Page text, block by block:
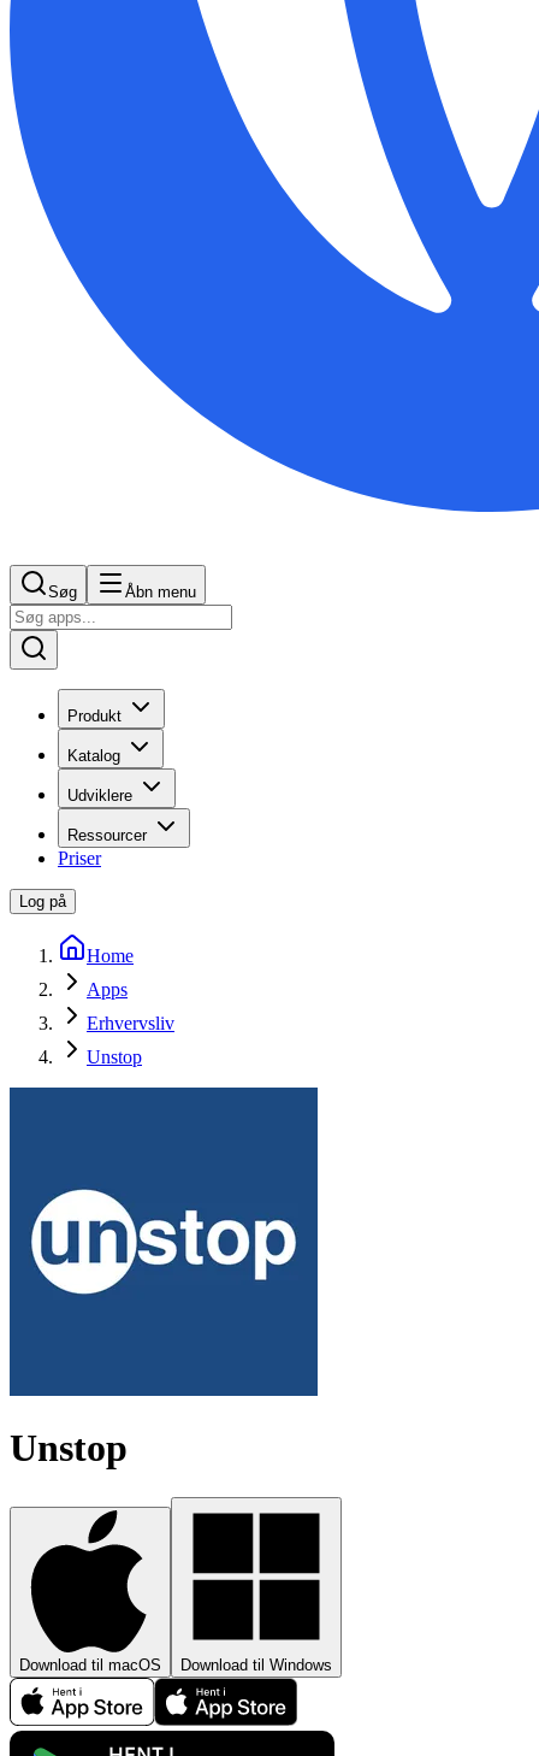
Søg Åbn menu
Produkt
Katalog
Udviklere
Ressourcer
Priser
Log på
Home
Apps
Erhvervsliv
Unstop
Unstop
Download til macOS Download til Windows